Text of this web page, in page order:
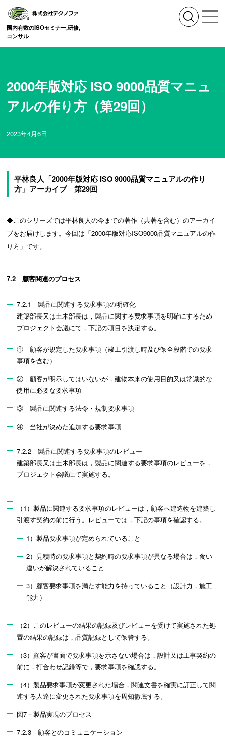
国内有数のISOセミナー,研修,
コンサル
2000年版対応 ISO 9000品質マニュ
アルの作り方（第29回）
2023年4月6日
平林良人「2000年版対応 ISO 9000品質マニュアルの作り
方」アーカイブ 第29回
◆このシリーズでは平林良人の今までの著作（共著を含む）のアーカイ
ブをお届けします。今回は「2000年版対応ISO9000品質マニュアルの作
り方」です。
7.2 顧客関連のプロセス
7.2.1 製品に関連する要求事項の明確化
建築部長又は土木部長は，製品に関する要求事項を明確にするため
プロジェクト会議にて，下記の項目を決定する。
① 顧客が規定した要求事項（竣工引渡し時及び保全段階での要求
事項を含む）
② 顧客が明示してはいないが，建物本来の使用目的又は常識的な
使用に必要な要求事項
③ 製品に関連する法令・規制要求事項
④ 当社が決めた追加する要求事項
7.2.2 製品に関連する要求事項のレビュー
建築部長又は土木部長は，製品に関連する要求事項のレビューを，
プロジェクト会議にて実施する。
（1）製品に関連する要求事項のレビューは，顧客へ建造物を建築し
引渡す契約の前に行う。レビューでは，下記の事項を確認する。
1）製品要求事項が定められていること
2）見積時の要求事項と契約時の要求事項が異なる場合は，食い
違いが解決されていること
3）顧客要求事項を満たす能力を持っていること（設計力，施工
能力）
（2）このレビューの結果の記録及びレビューを受けて実施された処
置の結果の記録は，品質記録として保管する。
（3）顧客が書面で要求事項を示さない場合は，設計又は工事契約の
前に，打合わせ記録等で，要求事項を確認する。
（4）製品要求事項が変更された場合，関連文書を確実に訂正して関
連する人達に変更された要求事項を周知徹底する。
図7－製品実現のプロセス
7.2.3 顧客とのコミュニケーション